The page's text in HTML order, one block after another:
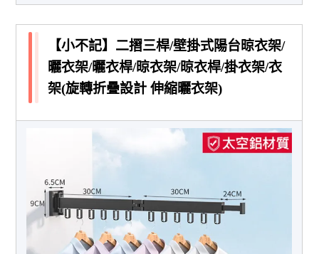
【小不記】二摺三桿/壁掛式陽台晾衣架/
曬衣架/曬衣桿/晾衣架/晾衣桿/掛衣架/衣
架(旋轉折疊設計 伸縮曬衣架)